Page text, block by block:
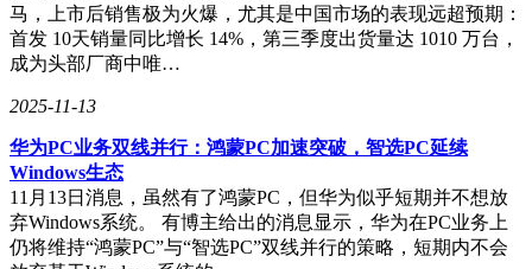
马，上市后销售极为火爆，尤其是中国市场的表现远超预期：
首发 10天销量同比增长 14%，第三季度出货量达 1010 万台，
成为头部厂商中唯…
2025-11-13
华为PC业务双线并行：鸿蒙PC加速突破，智选PC延续
Windows生态
11月13日消息，虽然有了鸿蒙PC，但华为似乎短期并不想放
弃Windows系统。 有博主给出的消息显示，华为在PC业务上
仍将维持“鸿蒙PC”与“智选PC”双线并行的策略，短期内不会